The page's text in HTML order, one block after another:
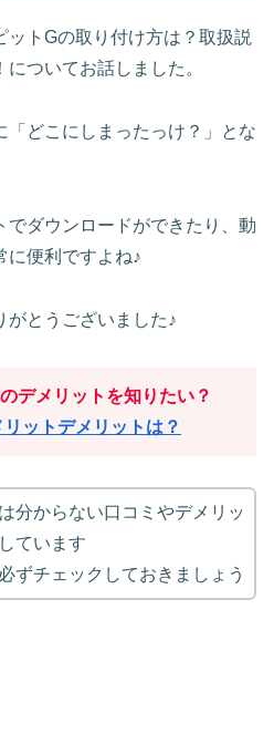
ットGの取り付け方は？取扱説
ついてお話しました。
「どこにしまったっけ？」とな
でダウンロードができたり、動
に便利ですよね♪
がとうございました♪
デメリットを知りたい？
ットデメリットは？
分からない口コミやデメリッ
ています
ずチェックしておきましょう